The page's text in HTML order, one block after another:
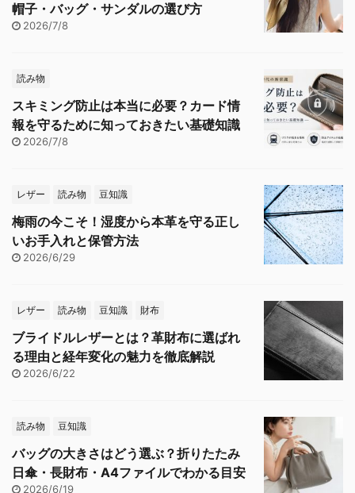
帽子・バッグ・サンダルの選び方
2026/7/8
読み物
スキミング防止は本当に必要？カード情
報を守るために知っておきたい基礎知識
2026/7/8
レザー 読み物 豆知識
梅雨の今こそ！湿度から本革を守る正し
いお手入れと保管方法
2026/6/29
レザー 読み物 豆知識 財布
ブライドルレザーとは？革財布に選ばれ
る理由と経年変化の魅力を徹底解説
2026/6/22
読み物 豆知識
バッグの大きさはどう選ぶ？折りたたみ
日傘・長財布・A4ファイルでわかる目安
2026/6/19